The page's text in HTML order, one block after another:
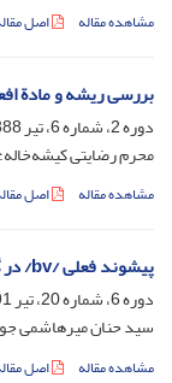
مشاهده مقاله اصل
بررسی ریشه و مادة
دوره 2، شماره 6، تیر 1388، صفحه
محرم رضایتی
مشاهده مقاله اصل
پیشوند فعلی /bv/ در گذشتۀ سادۀ گیلکی از تکوین تا تصریف
دوره 6، شماره 20، تیر 1391، صفحه
سید حنان میرهاشمی
مشاهده مقاله اصل